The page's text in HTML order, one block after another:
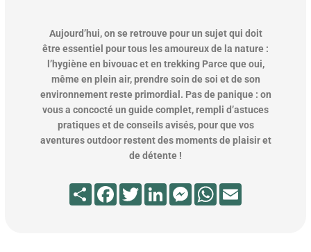
Aujourd’hui, on se retrouve pour un sujet qui doit
être essentiel pour tous les amoureux de la nature :
l’hygiène en bivouac et en trekking Parce que oui,
même en plein air, prendre soin de soi et de son
environnement reste primordial. Pas de panique : on
vous a concocté un guide complet, rempli d’astuces
pratiques et de conseils avisés, pour que vos
aventures outdoor restent des moments de plaisir et
de détente !
PartagerFacebookTwitterLinkedInMessengerWhatsApp